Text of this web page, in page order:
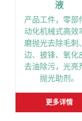
液
产品工件，零部
动化机械式高效
磨抛光去除毛刺
边、披锋、氧化
去油除污，光亮
抛光助剂。
更多详情